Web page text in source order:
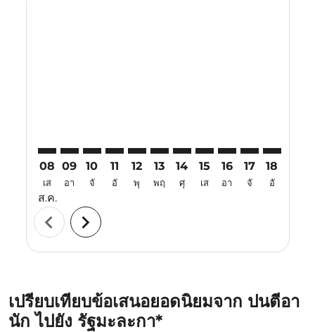
08
เส
ส.ค.
09
อา
10
จั
11
อั
12
พุ
13
พฤ
14
ศุ
15
เส
16
อา
17
จั
18
อั
chevron_left chevron_right
เปรียบเทียบข้อเสนอยอดนิยมจาก ปนตีอา
นัก ไปยัง รัฐมะละกา*